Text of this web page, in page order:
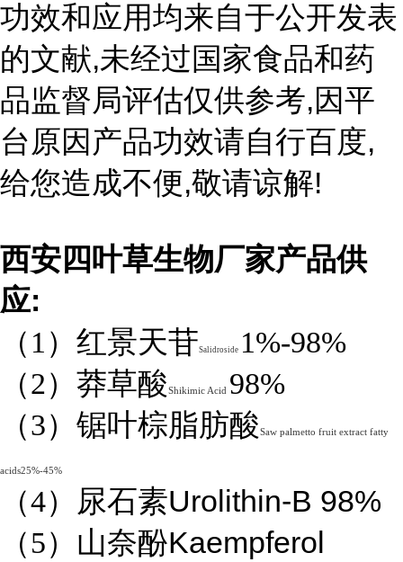
功效和应用均来自于公开发表
的文献,未经过国家食品和药
品监督局评估仅供参考,因平
台原因产品功效请自行百度,
给您造成不便,敬请谅解!
西安四叶草生物厂家产品供
应:
（1）红景天苷Salidroside 1%-98%
（2）莽草酸Shikimic Acid 98%
（3）锯叶棕脂肪酸Saw palmetto fruit extract fatty
acids25%-45%
（4） 尿石素Urolithin-B 98%
（5）山奈酚Kaempferol